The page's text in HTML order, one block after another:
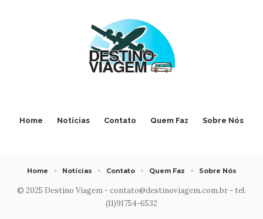
Home Notícias Contato Quem Faz Sobre Nós
© 2025 Destino Viagem -contato@destinoviagem.com.br - tel.
(11)91754-6532
Home Notícias Contato Quem Faz Sobre Nós